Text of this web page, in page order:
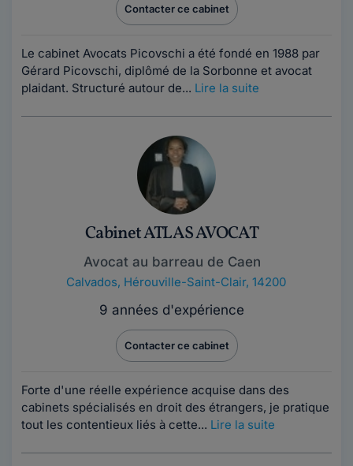
Contacter ce cabinet
Le cabinet Avocats Picovschi a été fondé en 1988 par
Gérard Picovschi, diplômé de la Sorbonne et avocat
plaidant. Structuré autour de... Lire la suite
Cabinet ATLAS AVOCAT
Avocat au barreau de Caen
Calvados, Hérouville-Saint-Clair, 14200
9 années d'expérience
Contacter ce cabinet
Forte d'une réelle expérience acquise dans des
cabinets spécialisés en droit des étrangers, je pratique
tout les contentieux liés à cette... Lire la suite